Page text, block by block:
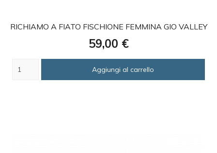
RICHIAMO A FIATO FISCHIONE FEMMINA GIO VALLEY
Prezzo
59,00 €
Aggiungi al carrello